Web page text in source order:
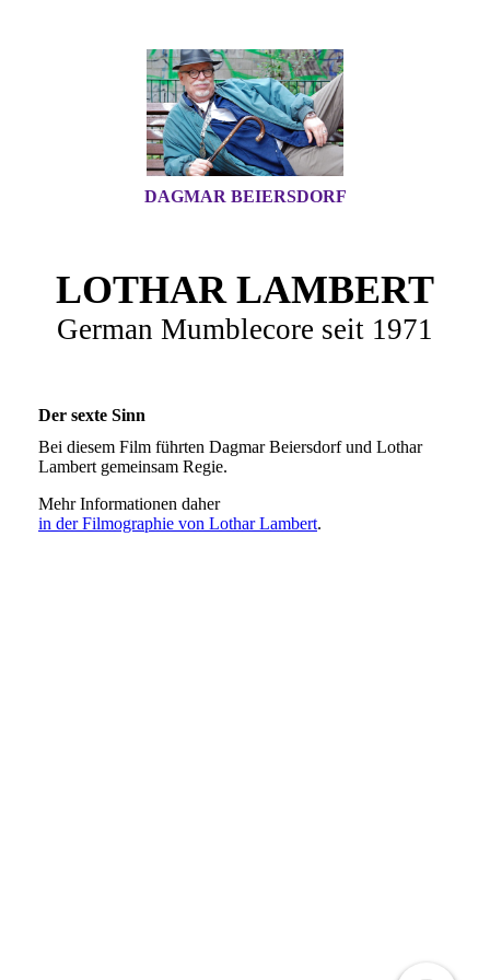
DAGMAR BEIERSDORF
LOTHAR LAMBERT
German Mumblecore seit 1971
Der sexte Sinn
Bei diesem Film führten Dagmar Beiersdorf und Lothar
Lambert gemeinsam Regie.
Mehr Informationen daher
in der Filmographie von Lothar Lambert.